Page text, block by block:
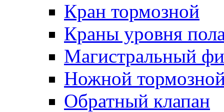
Кран тормозной
Краны уровня
Магистральный
Ножной
Обратный клапан